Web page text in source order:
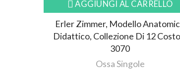
AGGIUNGI AL CARRELLO
Erler Zimmer, Modello
Didattico, Collezione Di 12
3070
Ossa Singole